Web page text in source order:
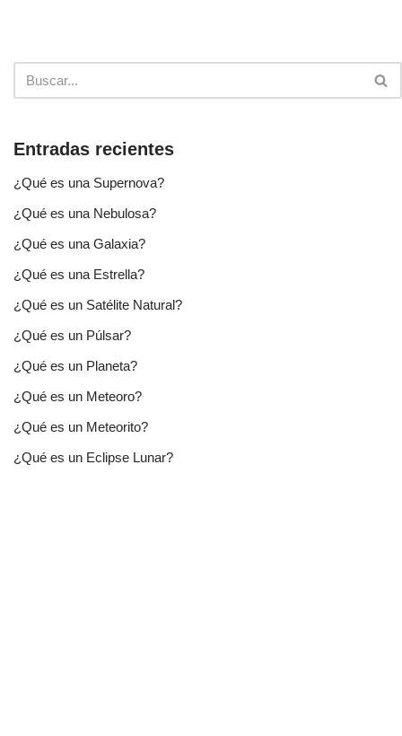
Entradas recientes
¿Qué es una Supernova?
¿Qué es una Nebulosa?
¿Qué es una Galaxia?
¿Qué es una Estrella?
¿Qué es un Satélite Natural?
¿Qué es un Púlsar?
¿Qué es un Planeta?
¿Qué es un Meteoro?
¿Qué es un Meteorito?
¿Qué es un Eclipse Lunar?